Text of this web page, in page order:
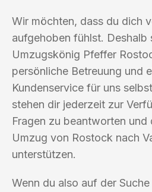
Wir möchten, dass du dich
aufgehoben fühlst. Deshalb
Umzugskönig Pfeffer
persönliche Betreuung und
Kundenservice für uns
stehen dir jederzeit zur
Fragen zu beantworten und
Umzug von Rostock nach
unterstützen.
Wenn du also auf der